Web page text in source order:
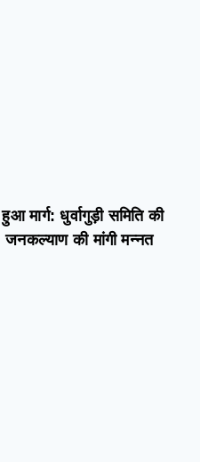
मार्ग: धुर्वागुड़ी समिति की
जनकल्याण की मांगी मन्नत